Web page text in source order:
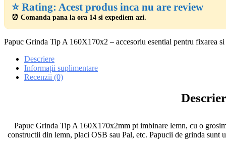
⭐ Rating: Acest produs inca nu are review
⏰ Comanda pana la ora 14 si expediem azi.
Papuc Grinda Tip A 160X170x2 – accesoriu esential pentru fixarea
Descriere
Informații suplimentare
Recenzii (0)
Papuc Grinda Tip A 160X170x2mm pt imbinare lemn, cu o
constructii din lemn, placi OSB sau Pal, etc. Papucii de grinda